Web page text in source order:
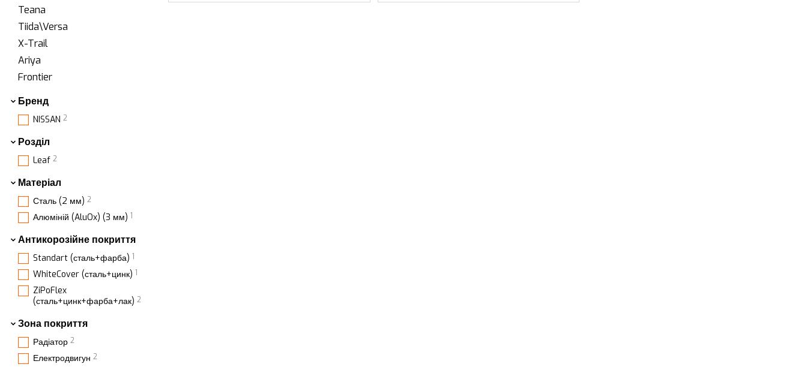
Teana
Tiida\Versa
X-Trail
Ariya
Frontier
Бренд
NISSAN 2
Розділ
Leaf 2
Матеріал
Сталь (2 мм) 2
Алюміній (AluOx) (3 мм) 1
Антикорозійне покриття
Standart (сталь+фарба) 1
WhiteCover (сталь+цинк) 1
ZiPoFlex
(сталь+цинк+фарба+лак) 2
Зона покриття
Радіатор 2
Електродвигун 2